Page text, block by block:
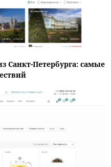
Санкт-Петербурга: самые